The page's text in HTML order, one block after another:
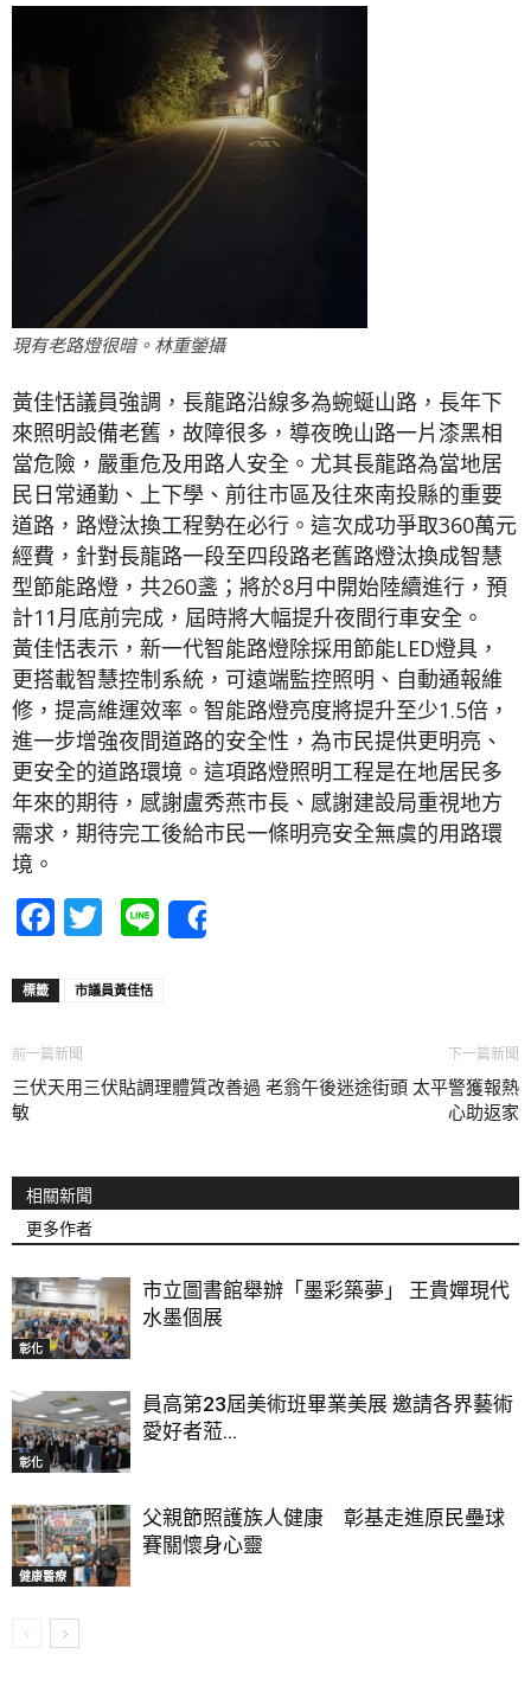
現有老路燈很暗。林重鎣攝
黃佳恬議員強調，長龍路沿線多為蜿蜒山路，長年下
來照明設備老舊，故障很多，導夜晚山路一片漆黑相
當危險，嚴重危及用路人安全。尤其長龍路為當地居
民日常通勤、上下學、前往市區及往來南投縣的重要
道路，路燈汰換工程勢在必行。這次成功爭取360萬元
經費，針對長龍路一段至四段路老舊路燈汰換成智慧
型節能路燈，共260盞；將於8月中開始陸續進行，預
計11月底前完成，屆時將大幅提升夜間行車安全。
黃佳恬表示，新一代智能路燈除採用節能LED燈具，
更搭載智慧控制系統，可遠端監控照明、自動通報維
修，提高維運效率。智能路燈亮度將提升至少1.5倍，
進一步增強夜間道路的安全性，為市民提供更明亮、
更安全的道路環境。這項路燈照明工程是在地居民多
年來的期待，感謝盧秀燕市長、感謝建設局重視地方
需求，期待完工後給市民一條明亮安全無虞的用路環
境。
Facebook
Twitter
Line
標籤 市議員黃佳恬
前一篇新聞
三伏天用三伏貼調理體質改善過
敏
下一篇新聞
老翁午後迷途街頭 太平警獲報熱
心助返家
相關新聞
更多作者
彰化
市立圖書館舉辦「墨彩築夢」 王貴嬋現代
水墨個展
彰化
員高第23屆美術班畢業美展 邀請各界藝術
愛好者蒞...
健康醫療
父親節照護族人健康 彰基走進原民壘球
賽關懷身心靈